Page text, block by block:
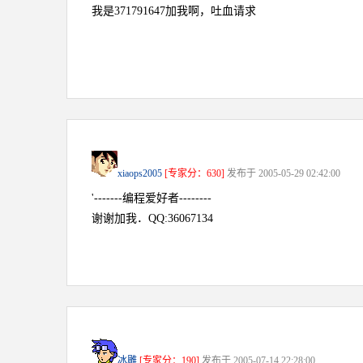
我是371791647加我啊，吐血请求
xiaops2005 [专家分：630] 发布于 2005-05-29 02:42:00
'-------编程爱好者--------
谢谢加我．QQ:36067134
冰雕 [专家分：190] 发布于 2005-07-14 22:28:00